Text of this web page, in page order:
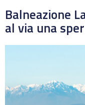
Balneazione
al via una